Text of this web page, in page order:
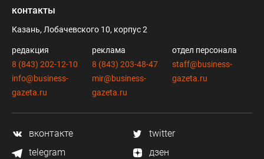
контакты
Казань, Лобачевского 10, корпус 2
редакция
8 (843) 202-12-10
info@business-
gazeta.ru
реклама
8 (843) 203-48-47
mir@business-
gazeta.ru
отдел персонала
staff@business-
gazeta.ru
вконтакте
twitter
telegram
дзен